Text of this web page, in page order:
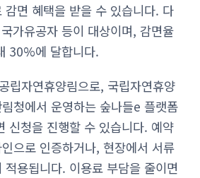
감면 혜택을 받을 수 있습니다. 다
가유공자 등이 대상이며, 감면율
30%에 달합니다.
립자연휴양림으로, 국립자연휴양
청에서 운영하는 숲나들e 플랫폼
신청을 진행할 수 있습니다. 예약
으로 인증하거나, 현장에서 서류
용됩니다. 이용료 부담을 줄이면